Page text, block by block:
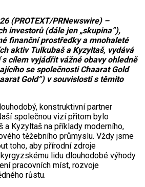
(PROTEXT/PRNewswire) –
investorů (dále jen „skupina”),
finanční prostředky a mnohaleté
aktiv Tulkubaš a Kyzyltaš, vydává
cílem vyjádřit vážné obavy ohledně
se společnosti Chaarat Gold
Gold”) v souvislosti s těmito
konstruktivní partner
společnou vizí přitom bylo
a Kyzyltaš na příklady moderního,
těžebního průmyslu. Vždy jsme
toho, aby přírodní zdroje
lidu dlouhodobé výhody
pracovních míst, rozvoje
růstu.